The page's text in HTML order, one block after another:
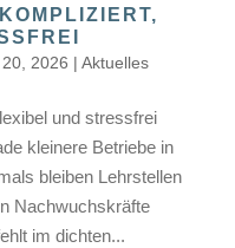
2026 | Aktuelles
und stressfrei
kleinere Betriebe in
bleiben Lehrstellen
Nachwuchskräfte
im dichten...